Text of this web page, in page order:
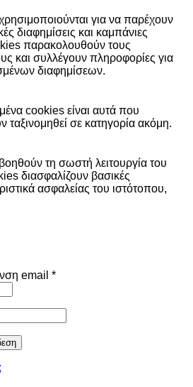
για να παρέχουν
διαφημίσεις και καμπάνιες
παρακολουθούν τους
και συλλέγουν πληροφορίες για
διαφημίσεων.
cookies είναι αυτά που
ταξινομηθεί σε κατηγορία ακόμη.
τη σωστή λειτουργία του
διασφαλίζουν βασικές
ασφαλείας του ιστότοπου,
email *Απαιτείται